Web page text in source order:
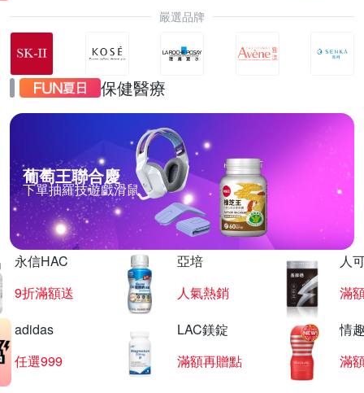
嚴選品牌
保健醫療
葡萄王聯合慶
下單抽羅技遊戲滑鼠
永信HAC
9折滿額送
亞培
人氣熱銷
人
滿
adidas
任選999
LAC鎂錠
滿額再贈點
情
滿